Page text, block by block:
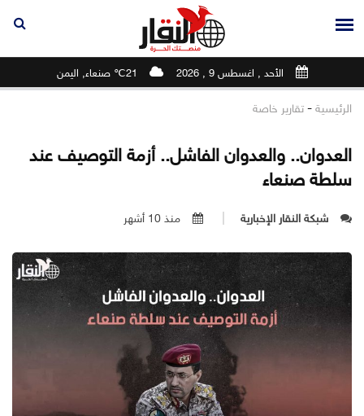
الأحد , اغسطس 9 , 2026 21℃ صنعاء, اليمن
الرئيسية - تقارير خاصة
العدوان.. والعدوان الفاشل.. أزمة التوصيف عند
سلطة صنعاء
شبكة النقار الإخبارية منذ 10 أشهر